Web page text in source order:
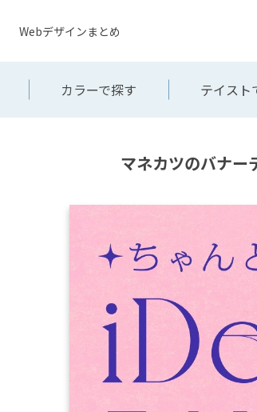
Webデザインまとめ
カラーで探す テイスト
マネカツのバナー